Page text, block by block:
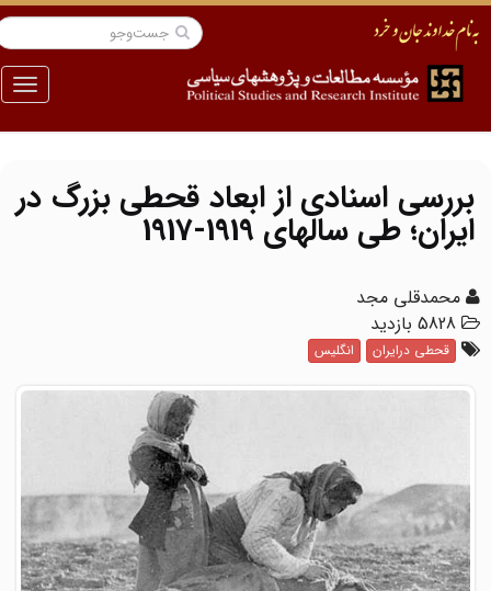
منو
بررسی اسنادی از ابعاد قحطی بزرگ در
ایران؛ طی سالهای 1919-1917
محمدقلی مجد
5828 بازدید
قحطی درایران انگلیس